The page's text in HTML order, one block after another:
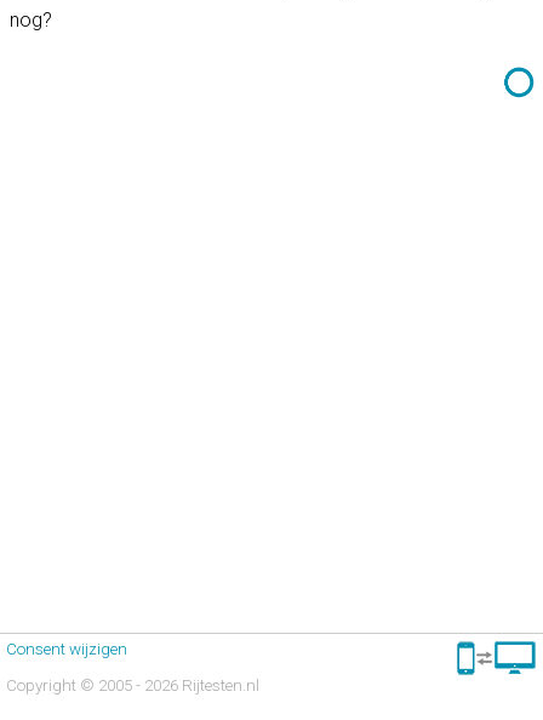
nog?
Consent wijzigen
Copyright © 2005 - 2026 Rijtesten.nl